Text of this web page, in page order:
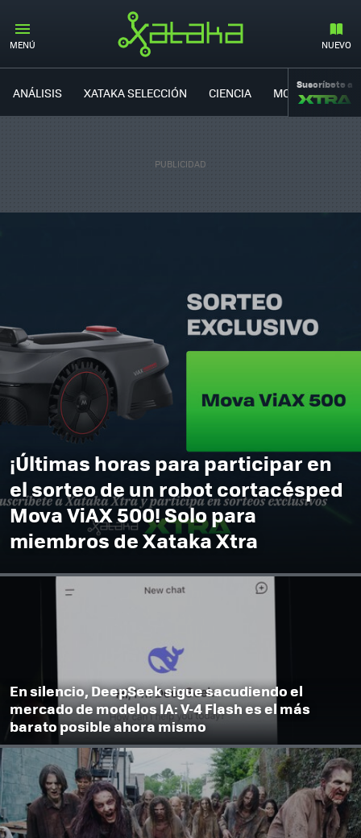
MENÚ NUEVO
ANÁLISIS XATAKA SELECCIÓN CIENCIA MOVILIDAD
Suscríbete a
¡Últimas horas para participar en
el sorteo de un robot cortacésped
Mova ViAX 500! Solo para
miembros de Xataka Xtra
En silencio, DeepSeek sigue sacudiendo el
mercado de modelos IA: V-4 Flash es el más
barato posible ahora mismo